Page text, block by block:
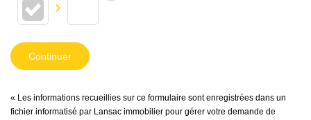
Continuer
« Les informations recueillies sur ce formulaire sont enregistrées dans un
fichier informatisé par Lansac immobilier pour gérer votre demande de